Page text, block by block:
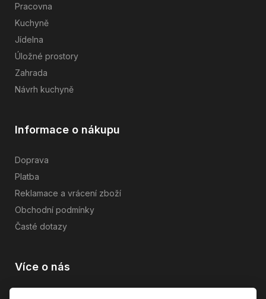
Pracovna
Kuchyně
Jídelna
Úložné prostory
Zahrada
Návrh kuchyně
Informace o nákupu
Doprava
Platba
Reklamace a vrácení zboží
Obchodní podmínky
Časté dotazy
Více o nás